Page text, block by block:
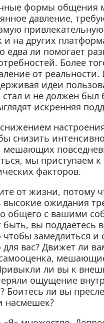
формы общения
давление,
на других
ли помогает
Более
от
идеи
и не должен был
искренняя
снизить
мы приступаем
факторов.
от жизни, потому
высокие ожидания
общего с вашими
вы поддаётесь
замедлиться и
вас? Движет ли
ли вы к
ощущение
ли вы
насмешек?